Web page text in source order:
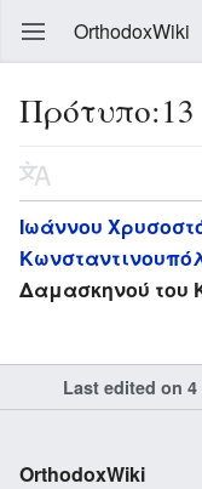
OrthodoxWiki
Πρότυπο:13
Ιωάννου
Δαμασκηνού του
Last edited on
OrthodoxWiki